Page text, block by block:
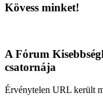
Kövess minket!
A Fórum
csatornája
Érvénytelen URL került